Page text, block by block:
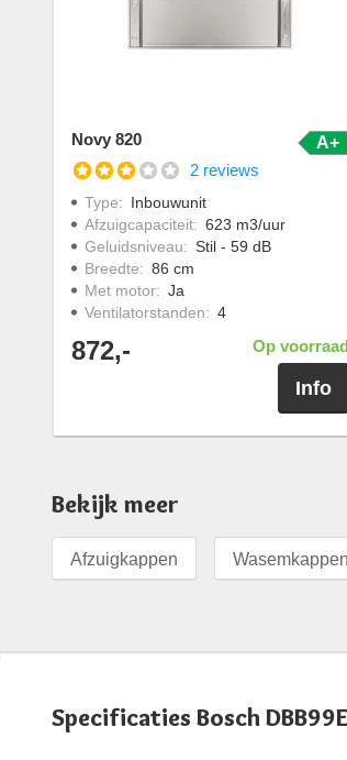
Novy 820
A+
2 reviews
Type: Inbouwunit
Afzuigcapaciteit: 623 m3/uur
Geluidsniveau: Stil - 59 dB
Breedte: 86 cm
Met motor: Ja
Ventilatorstanden: 4
872,- Op voorraad
Info
Bekijk meer
Afzuigkappen Wasemkappen
Specificaties Bosch